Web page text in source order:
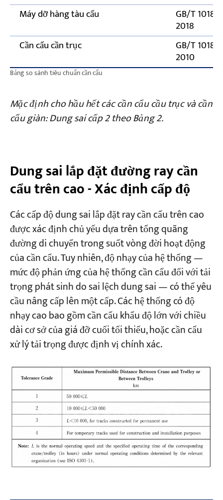
Máy dỡ hàng tàu cẩu
GB/T
2018
Cần cẩu cần trục
GB/T
2010
Bảng so sánh tiêu chuẩn cần cẩu
Mặc định cho hầu hết các cần cẩu cầu trục và cần
cẩu giàn: Dung sai cấp 2 theo Bảng 2.
Dung sai lắp đặt đường ray cần
cẩu trên cao - Xác định cấp độ
Các cấp độ dung sai lắp đặt ray cần cẩu trên cao
được xác định chủ yếu dựa trên tổng quãng
đường di chuyển trong suốt vòng đời hoạt động
của cần cẩu. Tuy nhiên, độ nhạy của hệ thống —
mức độ phản ứng của hệ thống cần cẩu đối với tải
trọng phát sinh do sai lệch dung sai — có thể yêu
cầu nâng cấp lên một cấp. Các hệ thống có độ
nhạy cao bao gồm cần cẩu khẩu độ lớn với chiều
dài cơ sở của giá đỡ cuối tối thiểu, hoặc cần cẩu
xử lý tải trọng được định vị chính xác.